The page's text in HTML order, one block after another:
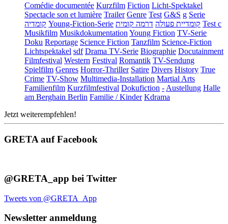
Comédie documentée Kurzfilm Fiction Licht-Spektakel
Spectacle son et lumière Trailer Genre Test G&S g Serie
קומדיה Young-Fiction-Serie קומדיית פעולה דרמה קומית
Test c
Musikfilm Musikdokumentation Young Fiction TV-Serie
Doku Reportage Science Fiction Tanzfilm Science-Fiction
Lichtspektakel sdf Drama TV-Serie Biographie Docutainment
Filmfestival Western Festival Romantik TV-Sendung
Spielfilm Genres Horror-Thriller Satire Divers History True
Crime TV-Show Multimedia-Installation Martial Arts
Familienfilm Kurzfilmfestival Dokufiction - Austellung Halle
am Berghain Berlin Familie / Kinder Kdrama
Jetzt weiterempfehlen!
GRETA auf Facebook
@GRETA_app bei Twitter
Tweets von @GRETA_App
Newsletter anmeldung